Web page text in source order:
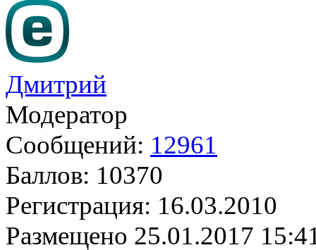
Дмитрий
Модератор
Сообщений: 12961
Баллов: 10370
Регистрация: 16.03.2010
Размещено 25.01.2017